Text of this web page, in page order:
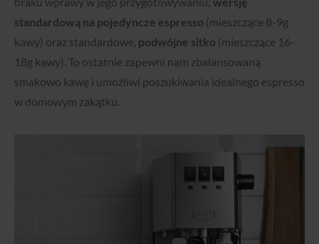
standardową na pojedyncze espresso (mieszczące 8-9g
kawy) oraz standardowe, podwójne sitko (mieszczące 16-
18g kawy). To ostatnie zapewni nam zbalansowaną
smakowo kawę i umożliwi poszukiwania idealnego espresso
w domowym zakątku.